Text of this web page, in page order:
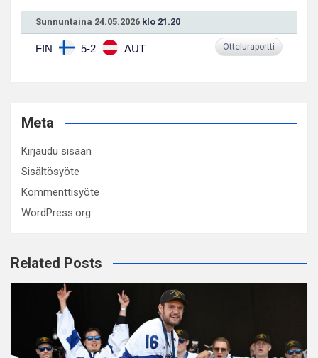
Sunnuntaina 24.05.2026 klo 21.20
FIN 5-2 AUT Otteluraportti
Meta
Kirjaudu sisään
Sisältösyöte
Kommenttisyöte
WordPress.org
Related Posts